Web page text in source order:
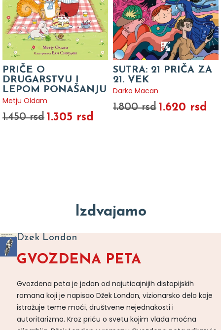
PRIČE O
DRUGARSTVU I
LEPOM PONAŠANJU
Metju Oldam
1.450 rsd 1.305 rsd
SUTRA: 21 PRIČA ZA
21. VEK
Darko Macan
1.800 rsd 1.620 rsd
Izdvajamo
Dzek London
GVOZDENA PETA
Gvozdena peta je jedan od najuticajnijih distopijskih
romana koji je napisao Džek London, vizionarsko delo koje
istražuje teme moći, društvene nejednakosti i
autoritarizma. Kroz priču o svetu kojim vlada moćna